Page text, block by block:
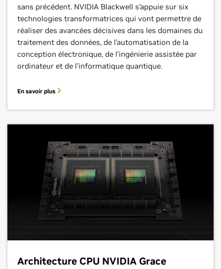
sans précédent. NVIDIA Blackwell s’appuie sur six
technologies transformatrices qui vont permettre de
réaliser des avancées décisives dans les domaines du
traitement des données, de l’automatisation de la
conception électronique, de l’ingénierie assistée par
ordinateur et de l’informatique quantique.
En savoir plus
Architecture CPU NVIDIA Grace